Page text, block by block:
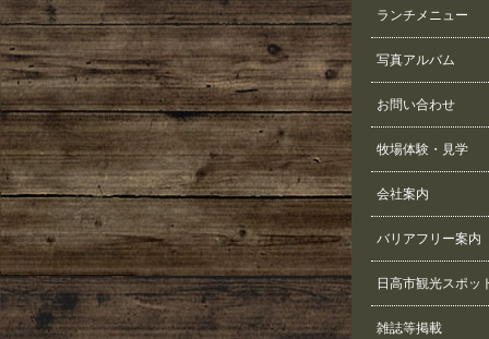
ランチメニュー
写真アルバム
お問い合わせ
牧場体験・見学
会社案内
バリアフリー案内
日高市観光スポッ
雑誌等掲載